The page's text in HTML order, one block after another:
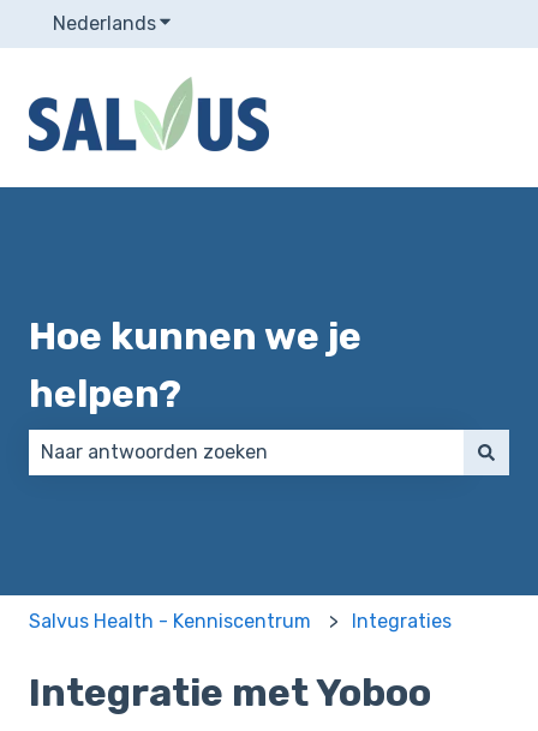
NederlandsSubmenu tonen voor vertalingen
Hoe kunnen we je
helpen?
Salvus Health - Kenniscentrum Integraties
Integratie met Yoboo